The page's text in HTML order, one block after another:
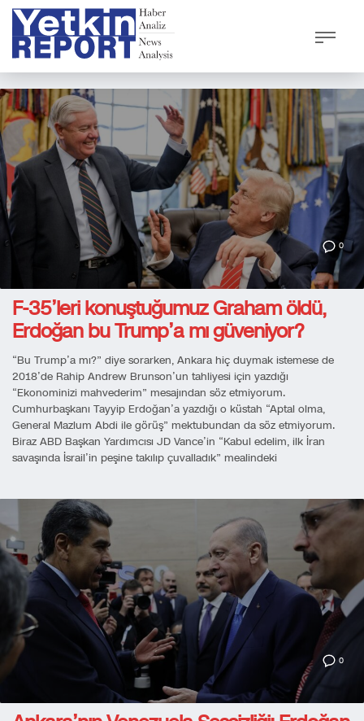
0
F-35’leri konuştuğumuz Graham öldü,
Erdoğan bu Trump’a mı güveniyor?
“Bu Trump’a mı?” diye sorarken, Ankara hiç duymak istemese de
2018’de Rahip Andrew Brunson’un tahliyesi için yazdığı
“Ekonominizi mahvederim” mesajından söz etmiyorum.
Cumhurbaşkanı Tayyip Erdoğan’a yazdığı o küstah “Aptal olma,
General Mazlum Abdi ile görüş” mektubundan da söz etmiyorum.
Biraz ABD Başkan Yardımcısı JD Vance’in “Kabul edelim, ilk İran
savaşında İsrail’in peşine takılıp çuvalladık” mealindeki
0